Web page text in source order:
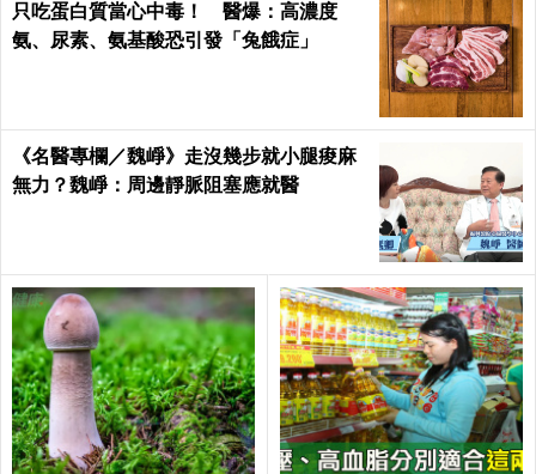
只吃蛋白質當心中毒！ 醫爆：高濃度
氨、尿素、氨基酸恐引發「兔餓症」
《名醫專欄／魏崢》走沒幾步就小腿痠麻
無力？魏崢：周邊靜脈阻塞應就醫